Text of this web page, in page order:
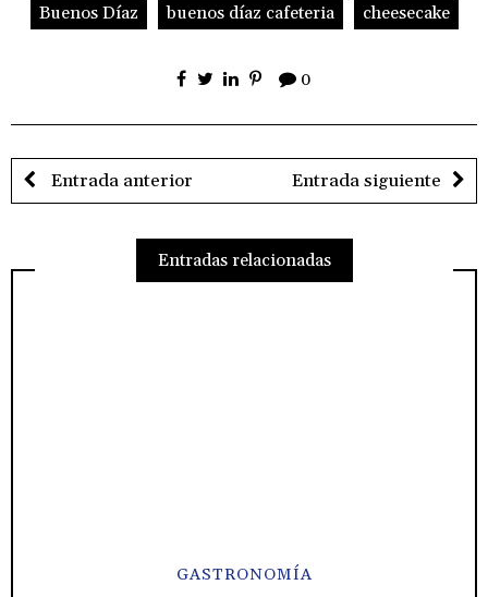
Buenos Díaz buenos díaz cafeteria cheesecake
0
Entrada anterior Entrada siguiente
Entradas relacionadas
GASTRONOMÍA